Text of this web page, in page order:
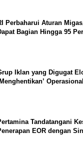
Perbaharui Aturan
Bagian Hingga 95
Iklan yang Digugat
Tandatangani
EOR dengan